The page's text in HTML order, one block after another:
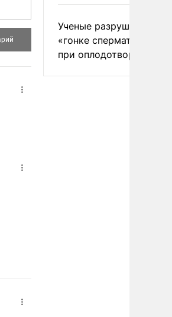
Ученые разрушили миф
«гонке
при оплодотворении